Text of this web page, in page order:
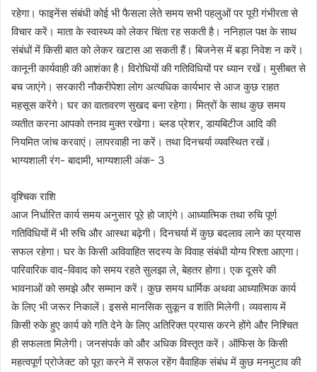
रहेगा। फाइनेंस संबंधी कोई भी फैसला लेते समय सभी पहलुओं पर पूरी गंभीरता से
विचार करें। माता के स्वास्थ्य को लेकर चिंता रह सकती है। ननिहाल पक्ष के साथ
संबंधों में किसी बात को लेकर खटास आ सकती हैं। बिजनेस में बड़ा निवेश न करें।
कानूनी कार्यवाही की आशंका है। विरोधियों की गतिविधियों पर ध्यान रखें। मुसीबत से
बच जाएंगे। सरकारी नौकरीपेशा लोग अत्यधिक कार्यभार से आज कुछ राहत
महसूस करेंगे। घर का वातावरण सुखद बना रहेगा। मित्रों के साथ कुछ समय
व्यतीत करना आपको तनाव मुक्त रखेगा। ब्लड प्रेशर, डायबिटीज आदि की
नियमित जांच करवाएं। लापरवाही ना करें। तथा दिनचर्या व्यवस्थित रखें।
भाग्यशाली रंग- बादामी, भाग्यशाली अंक- 3
वृश्चिक राशि
आज निर्धारित कार्य समय अनुसार पूरे हो जाएंगे। आध्यात्मिक तथा रुचि पूर्ण
गतिविधियों में भी रुचि और आस्था बढ़ेगी। दिनचर्या में कुछ बदलाव लाने का प्रयास
सफल रहेगा। घर के किसी अविवाहित सदस्य के विवाह संबंधी योग्य रिश्ता आएगा।
पारिवारिक वाद-विवाद को समय रहते सुलझा ले, बेहतर होगा। एक दूसरे की
भावनाओं को समझे और सम्मान करें। कुछ समय धार्मिक अथवा आध्यात्मिक कार्य
के लिए भी जरूर निकालें। इससे मानसिक सुकून व शांति मिलेगी। व्यवसाय में
किसी रुके हुए कार्य को गति देने के लिए अतिरिक्त प्रयास करने होंगे और निश्चित
ही सफलता मिलेगी। जनसंपर्क को और अधिक विस्तृत करें। ऑफिस के किसी
महत्वपूर्ण प्रोजेक्ट को पूरा करने में सफल रहेंग वैवाहिक संबंध में कुछ मनमुटाव की